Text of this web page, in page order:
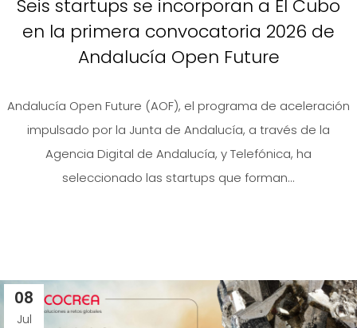
Seis startups se incorporan a El Cubo
en la primera convocatoria 2026 de
Andalucía Open Future
Andalucía Open Future (AOF), el programa de aceleración
impulsado por la Junta de Andalucía, a través de la
Agencia Digital de Andalucía, y Telefónica, ha
seleccionado las startups que forman...
08
Jul